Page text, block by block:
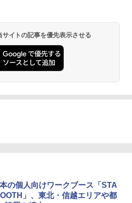
イトの記事を優先表示させる
の個人向けワークブース「STA
」、東北・信越エリアや都